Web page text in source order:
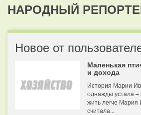
НАРОДНЫЙ
Новое от
Маленькая
и дохода
История Марии
однажды устала –
жить легче Мария
считала...